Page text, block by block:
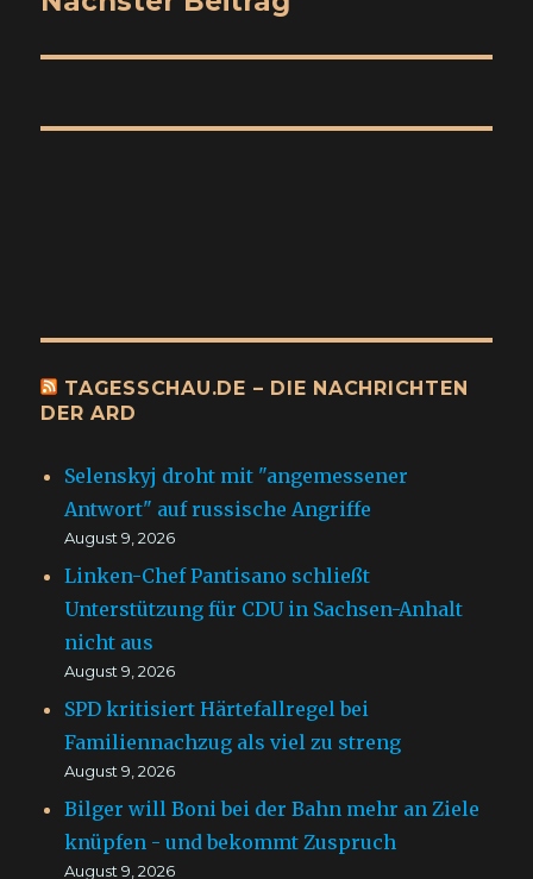
TAGESSCHAU.DE – DIE NACHRICHTEN
DER ARD
Selenskyj droht mit "angemessener
Antwort" auf russische Angriffe
August 9, 2026
Linken-Chef Pantisano schließt
Unterstützung für CDU in Sachsen-Anhalt
nicht aus
August 9, 2026
SPD kritisiert Härtefallregel bei
Familiennachzug als viel zu streng
August 9, 2026
Bilger will Boni bei der Bahn mehr an Ziele
knüpfen - und bekommt Zuspruch
August 9, 2026